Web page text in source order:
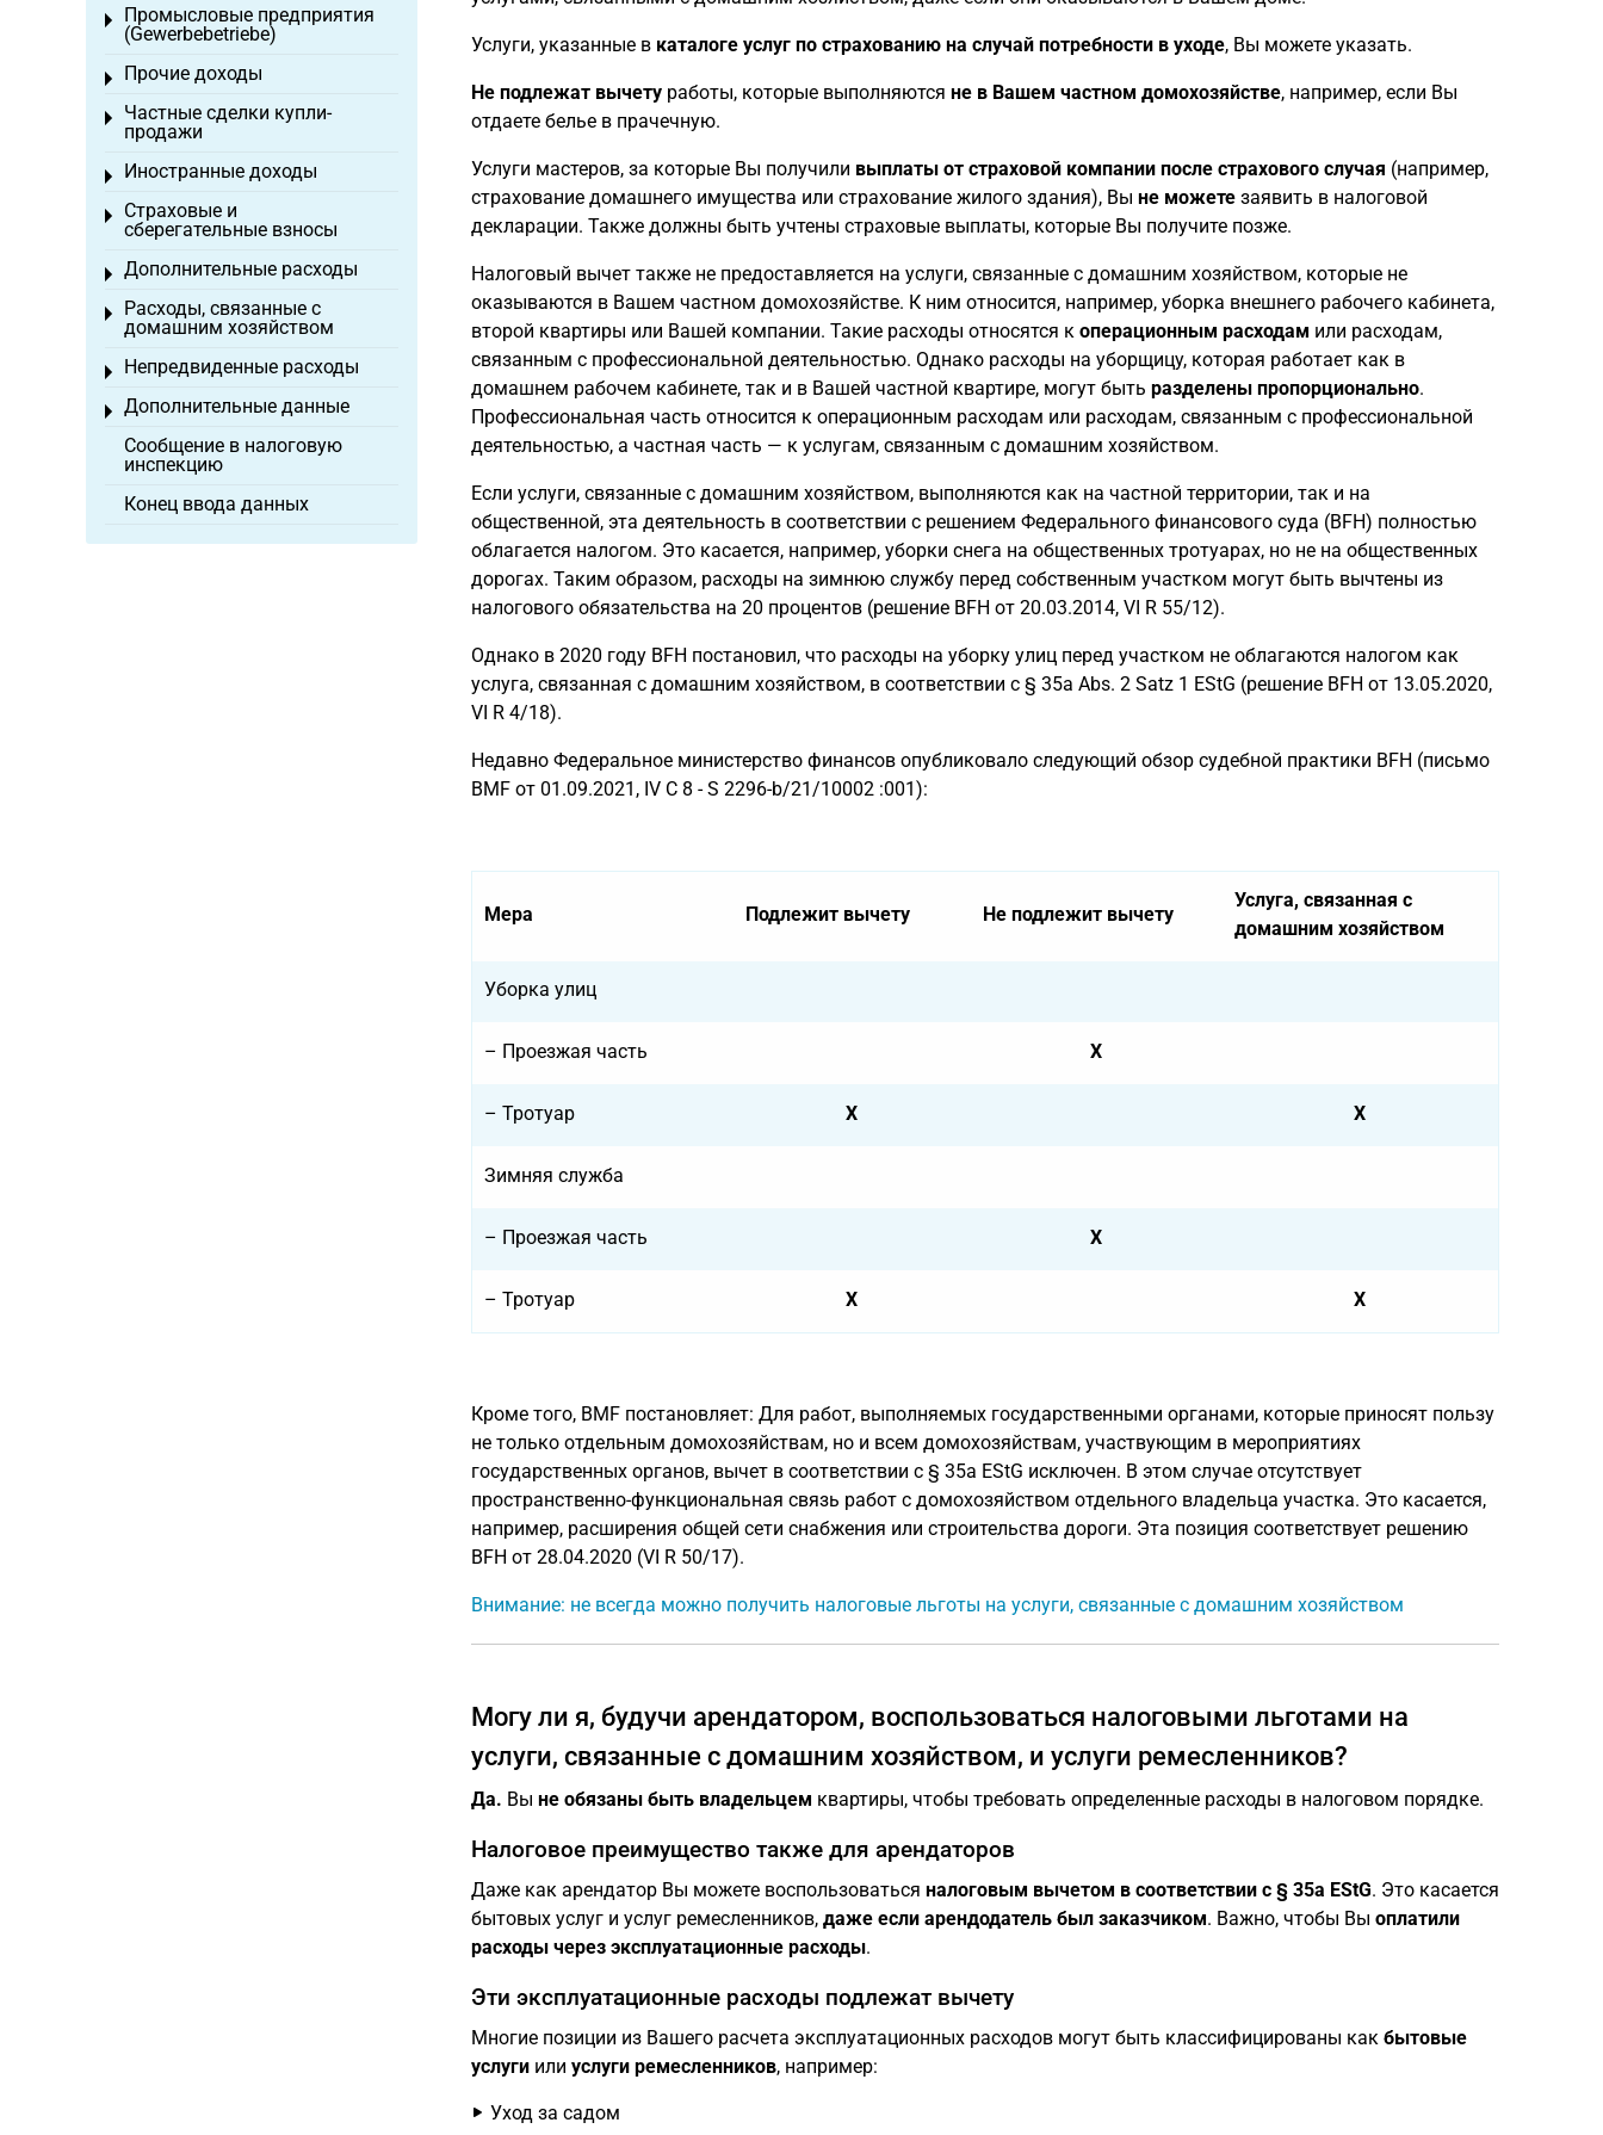
Услуги, указанные в каталоге услуг по страхованию на случай потребности в уходе, Вы можете указать.
Не подлежат вычетуработы, которые выполняются не в Вашем частном домохозяйстве, например, если Вы
отдаете белье в прачечную.
Услуги мастеров, за которые Вы получили выплаты от страховой компании после страхового случая (например,
страхование домашнего имущества или страхование жилого здания), Вы не можетезаявить в налоговой
декларации. Также должны быть учтены страховые выплаты, которые Вы получите позже.
Налоговый вычет также не предоставляется на услуги, связанные с домашним хозяйством, которые не
оказываются в Вашем частном домохозяйстве. К ним относится, например, уборка внешнего рабочего кабинета,
второй квартиры или Вашей компании. Такие расходы относятся к операционным расходам или расходам,
связанным с профессиональной деятельностью. Однако расходы на уборщицу, которая работает как в
домашнем рабочем кабинете, так и в Вашей частной квартире, могут быть разделены пропорционально.
Профессиональная часть относится к операционным расходам или расходам, связанным с профессиональной
деятельностью, а частная часть — к услугам, связанным с домашним хозяйством.
Если услуги, связанные с домашним хозяйством, выполняются как на частной территории, так и на
общественной, эта деятельность в соответствии с решением Федерального финансового суда (BFH) полностью
облагается налогом. Это касается, например, уборки снега на общественных тротуарах, но не на общественных
дорогах. Таким образом, расходы на зимнюю службу перед собственным участком могут быть вычтены из
налогового обязательства на 20 процентов (решение BFH от 20.03.2014, VI R 55/12).
Однако в 2020 году BFH постановил, что расходы на уборку улиц перед участком не облагаются налогом как
услуга, связанная с домашним хозяйством, в соответствии с § 35a Abs. 2 Satz 1 EStG (решение BFH от 13.05.2020,
VI R 4/18).
Недавно Федеральное министерство финансов опубликовало следующий обзор судебной практики BFH (письмо
BMF от 01.09.2021, IV C 8 - S 2296-b/21/10002 :001):
Мера Подлежит вычету Не подлежит вычету
Услуга, связанная с
домашним хозяйством
Уборка улиц
– Проезжая часть X
– Тротуар X X
Зимняя служба
– Проезжая часть X
– Тротуар X X
Кроме того, BMF постановляет: Для работ, выполняемых государственными органами, которые приносят пользу
не только отдельным домохозяйствам, но и всем домохозяйствам, участвующим в мероприятиях
государственных органов, вычет в соответствии с § 35a EStG исключен. В этом случае отсутствует
пространственно-функциональная связь работ с домохозяйством отдельного владельца участка. Это касается,
например, расширения общей сети снабжения или строительства дороги. Эта позиция соответствует решению
BFH от 28.04.2020 (VI R 50/17).
Внимание: не всегда можно получить налоговые льготы на услуги, связанные с домашним хозяйством
Могу ли я, будучи арендатором, воспользоваться налоговыми льготами на
услуги, связанные с домашним хозяйством, и услуги ремесленников?
Да. Вы не обязаны быть владельцем квартиры, чтобы требовать определенные расходы в налоговом порядке.
Налоговое преимущество также для арендаторов
Даже как арендатор Вы можете воспользоваться налоговым вычетом в соответствии с § 35a EStG. Это касается
бытовых услуг и услуг ремесленников, даже если арендодатель был заказчиком. Важно, чтобы Вы оплатили
расходы через эксплуатационные расходы.
Эти эксплуатационные расходы подлежат вычету
Многие позиции из Вашего расчета эксплуатационных расходов могут быть классифицированы как бытовые
услугиили услуги ремесленников, например:
Уход за садом
Промысловые предприятия
(Gewerbebetriebe)
Toggle menu
Прочие доходы
Toggle menu
Частные сделки купли-
продажи
Toggle menu
Иностранные доходы
Toggle menu
Страховые и
сберегательные взносы
Toggle menu
Дополнительные расходы
Toggle menu
Расходы, связанные с
домашним хозяйством
Toggle menu
Непредвиденные расходы
Toggle menu
Дополнительные данные
Toggle menu
Сообщение в налоговую
инспекцию
Конец ввода данных